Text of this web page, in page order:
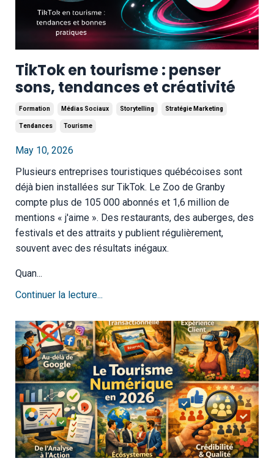
TikTok en tourisme : penser
sons, tendances et créativité
Formation Médias Sociaux Storytelling Stratégie Marketing
Tendances Tourisme
May 10, 2026
Plusieurs entreprises touristiques québécoises sont
déjà bien installées sur TikTok. Le Zoo de Granby
compte plus de 105 000 abonnés et 1,6 million de
mentions « j'aime ». Des restaurants, des auberges, des
festivals et des attraits y publient régulièrement,
souvent avec des résultats inégaux.
Quan...
Continuer la lecture...